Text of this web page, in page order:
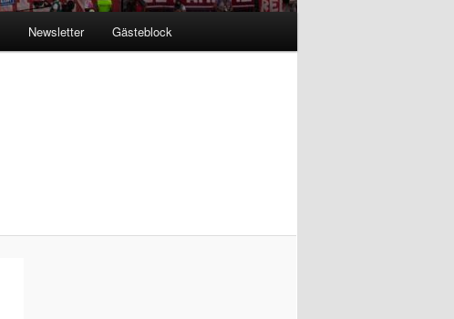
Newsletter Gästeblock